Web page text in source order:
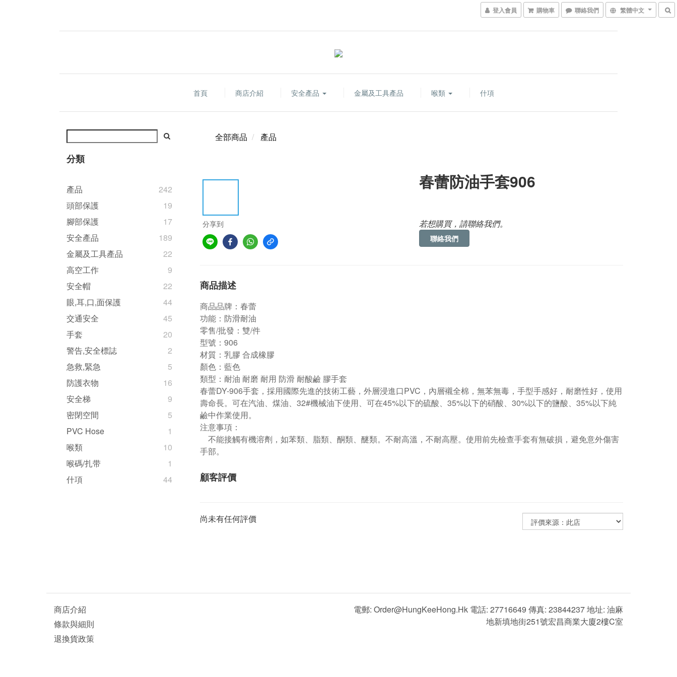
登入會員 購物車 聯絡我們 繁體中文
首頁 商店介紹 安全產品 金屬及工具產品 喉類 什項
分類
產品
242
頭部保護
19
腳部保護
17
安全產品
189
金屬及工具產品
22
高空工作
9
安全帽
22
眼,耳,口,面保護
44
交通安全
45
手套
20
警告,安全標誌
2
急救,緊急
5
防護衣物
16
安全梯
9
密閉空間
5
PVC Hose
1
喉類
10
喉碼/扎带
1
什項
44
全部商品 產品
分享到
春蕾防油手套906
若想購買，請聯絡我們。
聯絡我們
商品描述
商品品牌：春蕾
功能：防滑耐油
零售/批發：雙/件
型號：906
材質：乳膠 合成橡膠
顏色：藍色
類型：耐油 耐磨 耐用 防滑 耐酸鹼 膠手套
春蕾DY-906手套，採用國際先進的技術工藝，外層浸進口PVC，內層襯全棉，無苯無毒，手型手感好，耐磨性好，使用
壽命長。可在汽油、煤油、32#機械油下使用、可在45%以下的硫酸、35%以下的硝酸、30%以下的鹽酸、35%以下純
鹼中作業使用。
注意事項：
不能接觸有機溶劑，如苯類、脂類、酮類、醚類。不耐高溫，不耐高壓。使用前先檢查手套有無破損，避免意外傷害
手部。
顧客評價
尚未有任何評價
商店介紹
條款與細則
退換貨政策
電郵: Order@HungKeeHong.hk 電話: 27716649 傳真: 23844237 地址: 油麻
地新填地街251號宏昌商業大廈2樓C室